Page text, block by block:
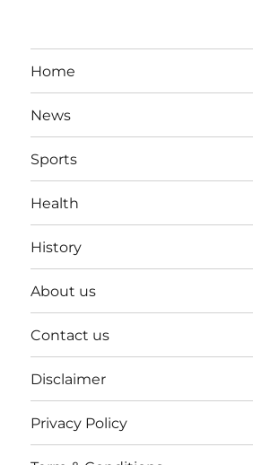
Home
News
Sports
Health
History
About us
Contact us
Disclaimer
Privacy Policy